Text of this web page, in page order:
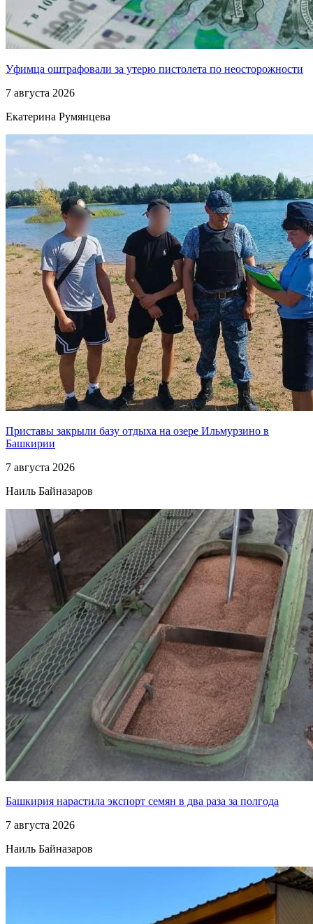
Уфимца оштрафовали за утерю пистолета по неосторожности
7 августа 2026
Екатерина Румянцева
Приставы закрыли базу отдыха на озере Ильмурзино в
Башкирии
7 августа 2026
Наиль Байназаров
Башкирия нарастила экспорт семян в два раза за полгода
7 августа 2026
Наиль Байназаров